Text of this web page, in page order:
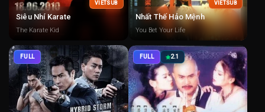
VIETSUB
Siêu Nhí Karate
The Karate Kid
VIETSUB
Nhất Thế Hảo Mệnh
You Bet Your Life
FULL FULL 2.1